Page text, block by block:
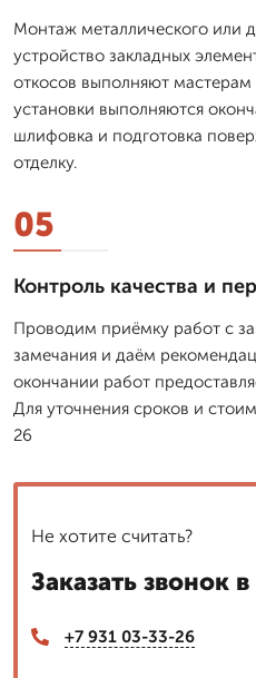
Монтаж металлического или
устройство закладных
откосов выполняют
установки выполняются
шлифовка и подготовка
отделку.
05
Контроль качества и
Проводим приёмку работ с
замечания и даём
окончании работ
Для уточнения сроков и
26
Не хотите считать?
Заказать звонок
+7 931 03-33-26